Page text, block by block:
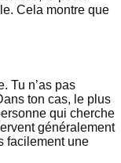
Cela montre que
Tu n’as pas
ton cas, le plus
qui cherche
généralement
facilement une